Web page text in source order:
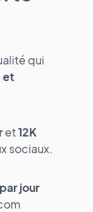
qui
et
et12K
sociaux.
par jour